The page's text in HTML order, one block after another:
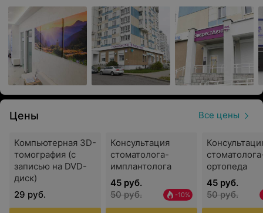
внедряет новые технологии, содействующие
проведению лечения и операций на
профессиональном уровне и в соответствии с
международными стандартами качества.
Благодаря технической оснащенности все
пациенты смогут получить качественное лечение
полости рта.
каждому клиенту. Пациент может рассчитывать на
приветливый прием, дружелюбную и
располагающую к лечению обстановку и
внимательность со стороны врачей.
Цены Все цены
Компьютерная 3D-
томография (с
записью на DVD-
диск)
29 руб.
Консультация
стоматолога-
имплантолога
-10%
45 руб.
50 руб.
ортопеда
45 руб.
50 руб.